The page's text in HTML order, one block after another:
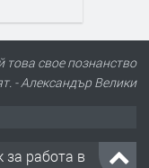
това свое познанство
- Александър Велики
за работа в